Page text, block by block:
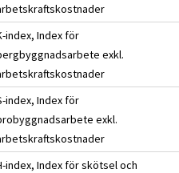
index, Index för
exkl.
index, Index för
exkl.
index, Index för skötsel och